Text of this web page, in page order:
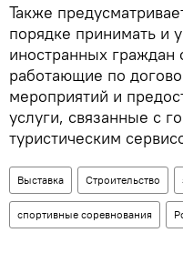
Также
порядке принимать и
иностранных граждан
работающие по
мероприятий и
услуги, связанные с
туристическим
Выставка Строительство
спортивные соревнования